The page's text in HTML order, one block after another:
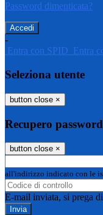
Password dimenticata?
-
Entra con SPID Entra
Seleziona utente
button close ×
Recupero password
button close ×
all'indirizzo indicato con le
E-mail inviata, si prega